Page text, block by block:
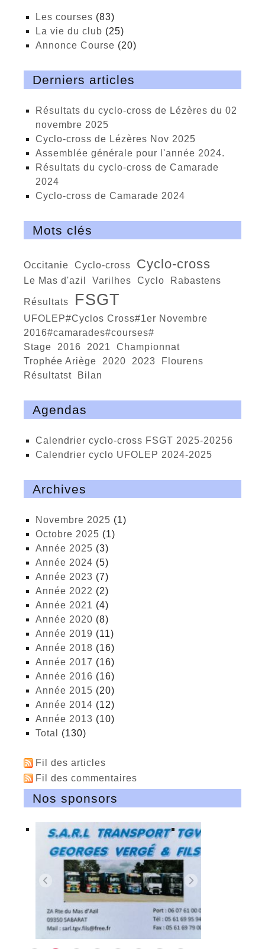
Les courses (83)
La vie du club (25)
Annonce Course (20)
Derniers articles
Résultats du cyclo-cross de Lézères du 02
novembre 2025
cyclo-cross de Lézères Nov 2025
Assemblée générale pour l'année 2024.
Résultats du cyclo-cross de Camarade
2024
Cyclo-cross de Camarade 2024
Mots clés
Occitanie Cyclo-cross cyclo-cross
Le Mas d'azil Varilhes cyclo Rabastens
résultats FSGT
UFOLEP#Cyclos Cross#1er Novembre
2016#camarades#courses#
stage
2016 2021
Championnat
trophée Ariège
2020 2023
Flourens
résultatst
bilan
Agendas
calendrier cyclo-cross FSGT 2025-20256
calendrier cyclo UFOLEP 2024-2025
Archives
novembre 2025 (1)
octobre 2025 (1)
année 2025 (3)
année 2024 (5)
année 2023 (7)
année 2022 (2)
année 2021 (4)
année 2020 (8)
année 2019 (11)
année 2018 (16)
année 2017 (16)
année 2016 (16)
année 2015 (20)
année 2014 (12)
année 2013 (10)
total (130)
Fil des articles
Fil des commentaires
Nos sponsors